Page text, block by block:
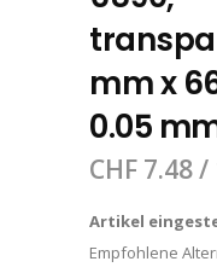
mm x
0.05
CHF 7.48/
Artikel
Empfohlene